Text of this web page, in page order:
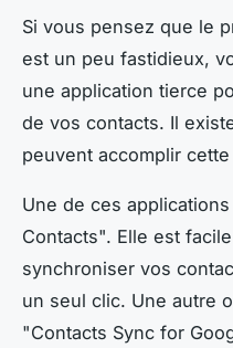
Si vous pensez que le
est un peu fastidieux,
une application tierce
de vos contacts. Il
peuvent accomplir
Une de ces
Contacts". Elle est
synchroniser vos
un seul clic. Une autre
"Contacts Sync for